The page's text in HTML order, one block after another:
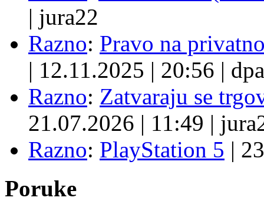
| jura22
Razno: Pravo na
| 12.11.2025 | 20:56 |
Razno: Zatvaraju se
21.07.2026 | 11:49 |
Razno: PlayStation 5 |
Poruke